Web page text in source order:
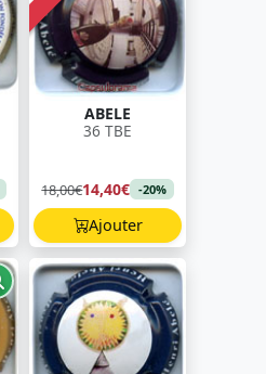
ABELE
36 TBE
18,00€14,40€ -20%
Ajouter